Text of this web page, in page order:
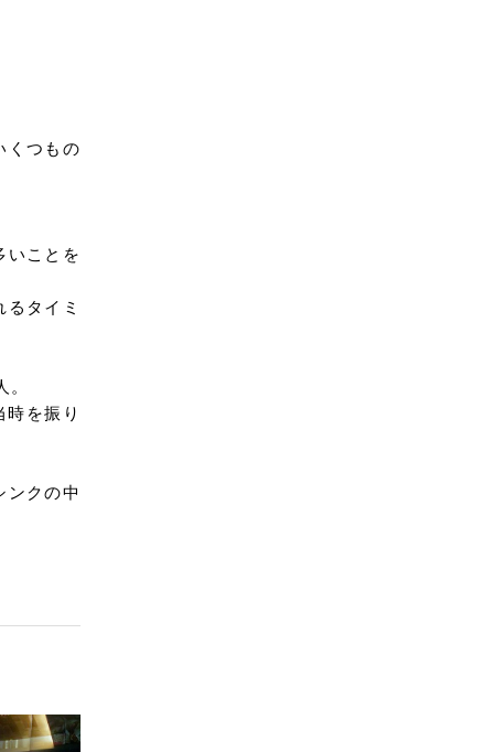
くつもの
いことを
タイミ
を振り
ンクの中